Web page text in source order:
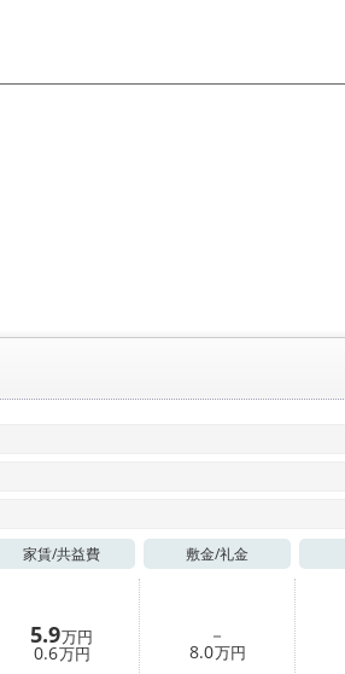
家賃/共益費 敷金/礼金
5.9万円
0.6万円
－
8.0万円